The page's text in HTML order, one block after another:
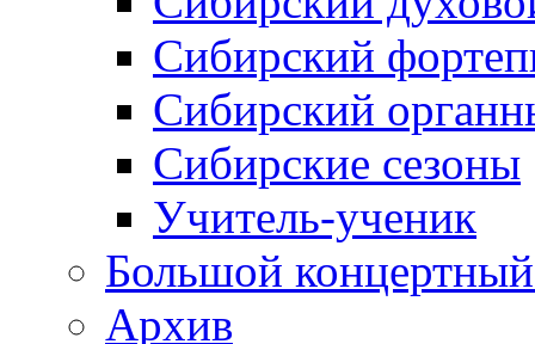
Сибирский
Сибирский
Сибирские сезоны
Учитель-ученик
Большой концертный
Архив